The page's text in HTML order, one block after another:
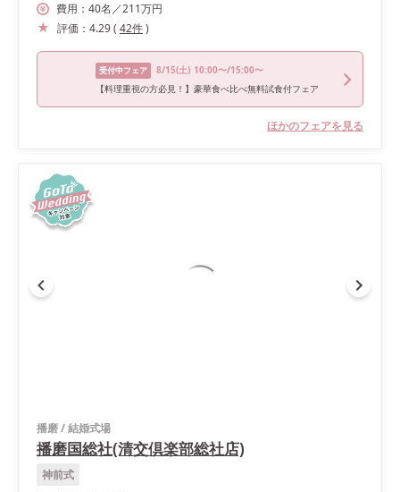
費用： 40名 ／211万円
評価： 4.29( 42件)
受付中フェア 8/15(土) 10:00〜/15:00〜
【料理重視の方必見！】豪華食べ比べ無料試食付フェア
ほかのフェアを見る
播磨/結婚式場
播磨国総社(清交倶楽部総社店)
神前式